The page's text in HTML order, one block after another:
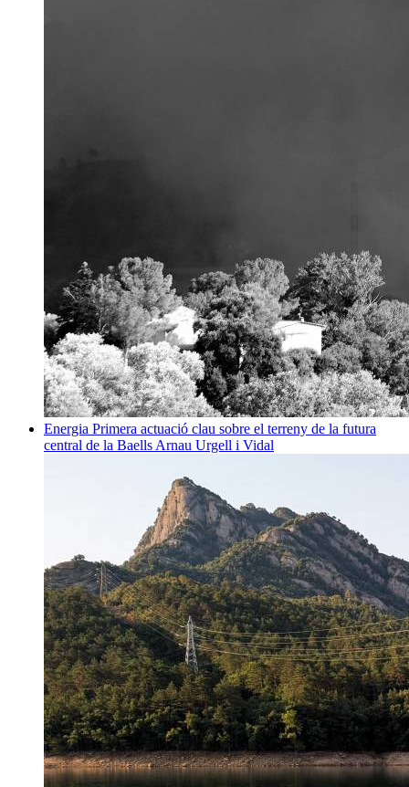
Energia Primera actuació clau sobre el terreny de la futura
central de la Baells Arnau Urgell i Vidal